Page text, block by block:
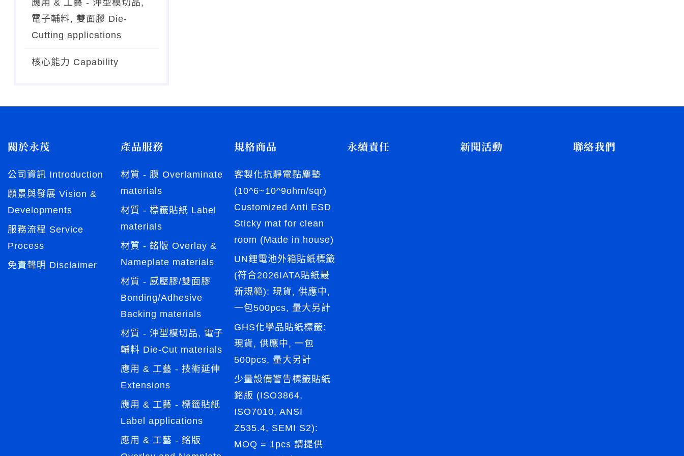
應用 & 工藝 - 沖型模切品,
電子輔料, 雙面膠 Die-
Cutting applications
核心能力 Capability
關於永茂
公司資訊 Introduction
願景與發展 Vision &
Developments
服務流程 Service
Process
免責聲明 Disclaimer
產品服務
材質 - 膜 Overlaminate
materials
材質 - 標籤貼紙 Label
materials
材質 - 銘版 Overlay &
Nameplate materials
材質 - 感壓膠/雙面膠
Bonding/Adhesive
Backing materials
材質 - 沖型模切品, 電子
輔料 Die-Cut materials
應用 & 工藝 - 技術延伸
Extensions
應用 & 工藝 - 標籤貼紙
Label applications
應用 & 工藝 - 銘版
規格商品
客製化抗靜電黏塵墊
(10^6~10^9ohm/sqr)
Customized Anti ESD
Sticky mat for clean
room (Made in house)
UN鋰電池外箱貼紙標籤
(符合2026IATA貼紙最
新規範): 現貨, 供應中,
一包500pcs, 量大另計
GHS化學品貼紙標籤:
現貨, 供應中, 一包
500pcs, 量大另計
少量設備警告標籤貼紙
銘版 (ISO3864,
ISO7010, ANSI
Z535.4, SEMI S2):
MOQ = 1pcs 請提供
永續責任 新聞活動 聯絡我們